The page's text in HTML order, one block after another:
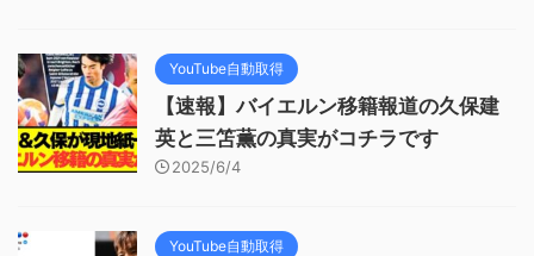
YouTube自動取得
【速報】バイエルン移籍報道の久保建
英と三笘薫の真実がコチラです
2025/6/4
YouTube自動取得